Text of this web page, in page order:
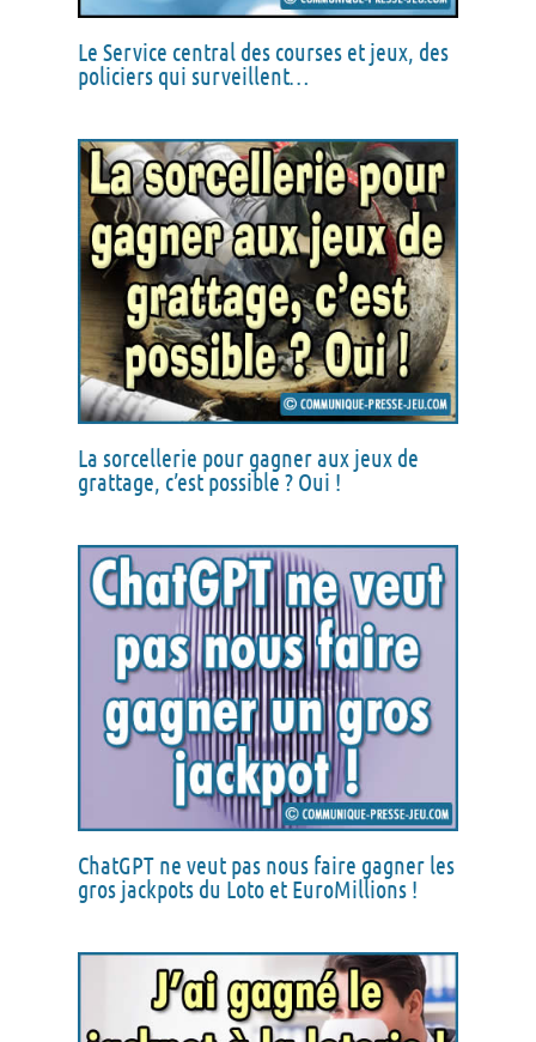
Le Service central des courses et jeux, des
policiers qui surveillent…
La sorcellerie pour gagner aux jeux de
grattage, c’est possible ? Oui !
ChatGPT ne veut pas nous faire gagner les
gros jackpots du Loto et EuroMillions !